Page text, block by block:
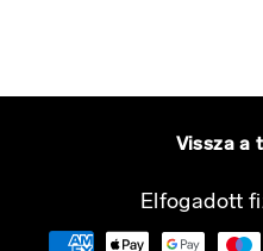
Vissza a
Elfogadott